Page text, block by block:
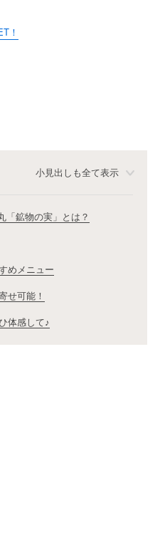
！
小見出しも全て表示
「鉱物の実」とは？
めメニュー
せ可能！
体感して♪